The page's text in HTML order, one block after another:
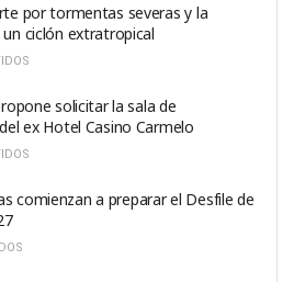
por tormentas severas y la
ciclón extratropical
solicitar la sala de
ex Hotel Casino Carmelo
comienzan a preparar el Desfile de